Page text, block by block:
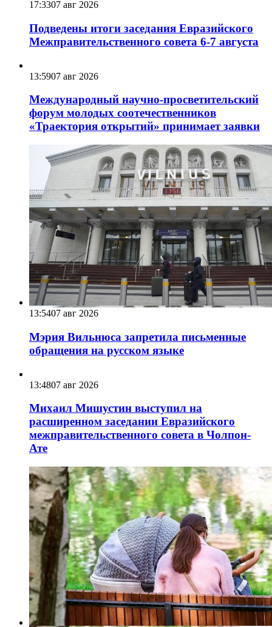
17:3307 авг 2026
Подведены итоги заседания Евразийского
Межправительственного совета 6-7 августа
13:5907 авг 2026
Международный научно-просветительский
форум молодых соотечественников
«Траектория открытий» принимает заявки
13:5407 авг 2026
Мэрия Вильнюса запретила письменные
обращения на русском языке
13:4807 авг 2026
Михаил Мишустин выступил на
расширенном заседании Евразийского
межправительственного совета в Чолпон-
Ате